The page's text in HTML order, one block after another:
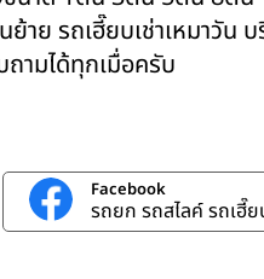
าย รถเฮี๊ยบเช่าเหมาวัน
ถามได้ทุกเมื่อครับ
Facebook
รถยก รถสไลค์ รถเฮี๊ย